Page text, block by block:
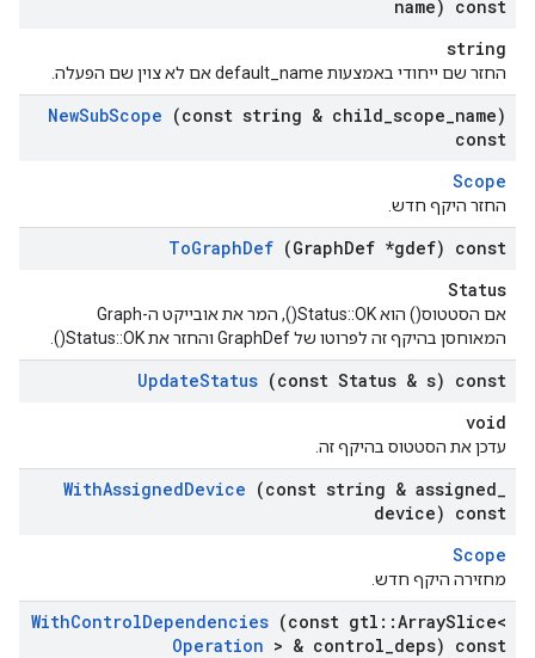
name) const
string
החזר שם ייחודי באמצעות default_name אם לא צוין שם הפעלה.
NewSubScope (const string & child scope name)
const
Scope
החזר היקף חדש.
ToGraphDef (GraphDef *gdef) const
Status
אם הסטטוס() הוא Status::OK(), המר את אובייקט ה-Graph
המאוחסן בהיקף זה לפרוטו של GraphDef והחזר את Status::OK().
UpdateStatus (const Status & s) const
void
עדכן את הסטטוס בהיקף זה.
WithAssignedDevice (const string & assigned
device) const
Scope
מחזירה היקף חדש.
WithControlDependencies (const gtl ::ArraySlice<
Operation > & control deps) const